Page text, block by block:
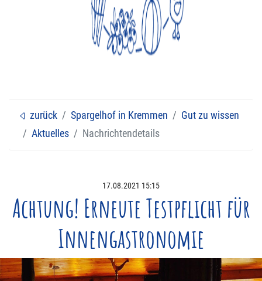
zurück Spargelhof in Kremmen
Gut zu wissen
Aktuelles
Nachrichtendetails
Navigation überspringen17.08.2021 15:15
Achtung! Erneute Testpflicht für
Innengastronomie